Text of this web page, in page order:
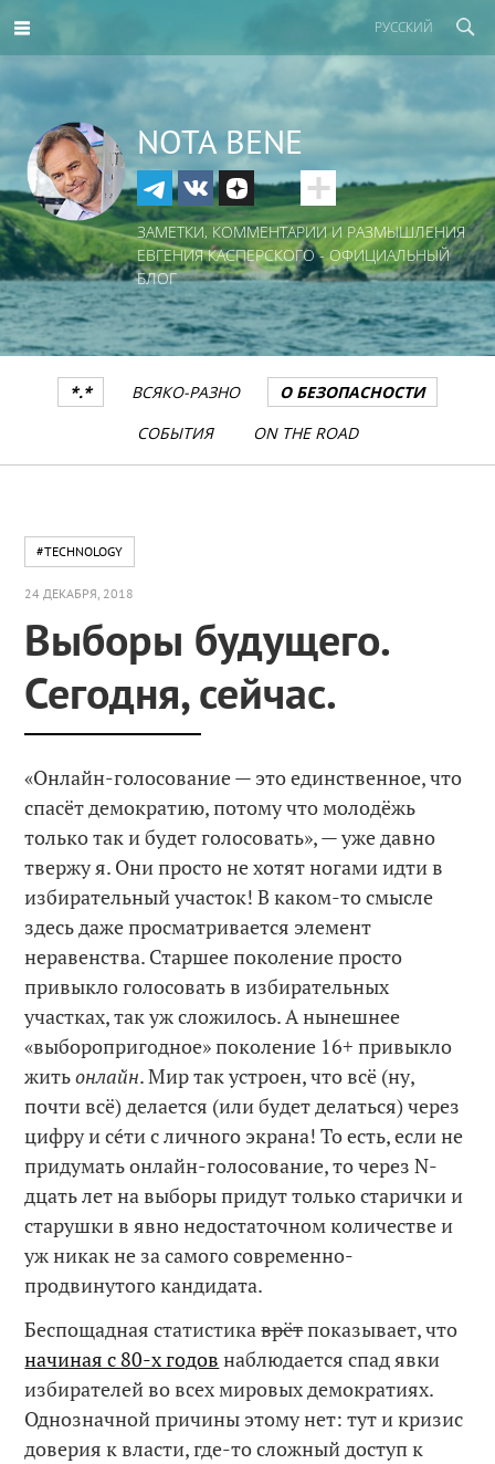
РУССКИЙ
NOTA BENE
ЗАМЕТКИ, КОММЕНТАРИИ И РАЗМЫШЛЕНИЯ
ЕВГЕНИЯ КАСПЕРСКОГО - ОФИЦИАЛЬНЫЙ
БЛОГ
*.* ВСЯКО-РАЗНО
О БЕЗОПАСНОСТИ
СОБЫТИЯ
ON THE ROAD
#TECHNOLOGY
24 ДЕКАБРЯ, 2018
Выборы будущего.
Сегодня, сейчас.
«Онлайн-голосование — это единственное, что
спасёт демократию, потому что молодёжь
только так и будет голосовать», — уже давно
твержу я. Они просто не хотят ногами идти в
избирательный участок! В каком-то смысле
здесь даже просматривается элемент
неравенства. Старшее поколение просто
привыкло голосовать в избирательных
участках, так уж сложилось. А нынешнее
«выборопригодное» поколение 16+ привыкло
житьонлайн. Мир так устроен, что всё (ну,
почти всё) делается (или будет делаться) через
цифру и сéти с личного экрана! То есть, если не
придумать онлайн-голосование, то через N-
дцать лет на выборы придут только старички и
старушки в явно недостаточном количестве и
уж никак не за самого современно-
продвинутого кандидата.
Беспощадная статистикаврётпоказывает, что
начиная с 80-х годов наблюдается спад явки
избирателей во всех мировых демократиях.
Однозначной причины этому нет: тут и кризис
доверия к власти, где-то сложный доступ к